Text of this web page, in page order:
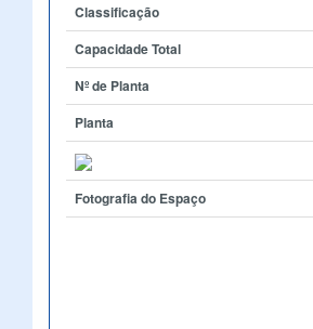
Classificação
Capacidade Total
Nº de Planta
Planta
Fotografia do Espaço